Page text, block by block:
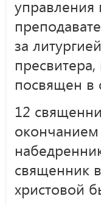
управления
за
посвящен в
12
священник
христовой